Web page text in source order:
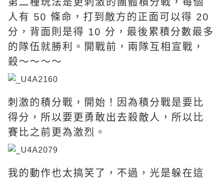
人有 50 條命，打到敵方的正面可以得 20
分，背面則是得 10 分，最後累積分數最多
的隊伍就勝利。開戰前，兩隊互相宣戰，
殺～～～～
刺激的積分戰，開始！因為積分戰是要比
得分，所以要更勇敢出去殺敵人，所以比
賽比之前更為激烈。
我的動作也太搞笑了，不過，光是躲在這